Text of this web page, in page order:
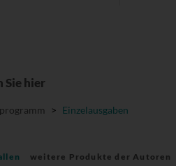
Sie hier
> Einzelausgaben
weitere Produkte der Autoren